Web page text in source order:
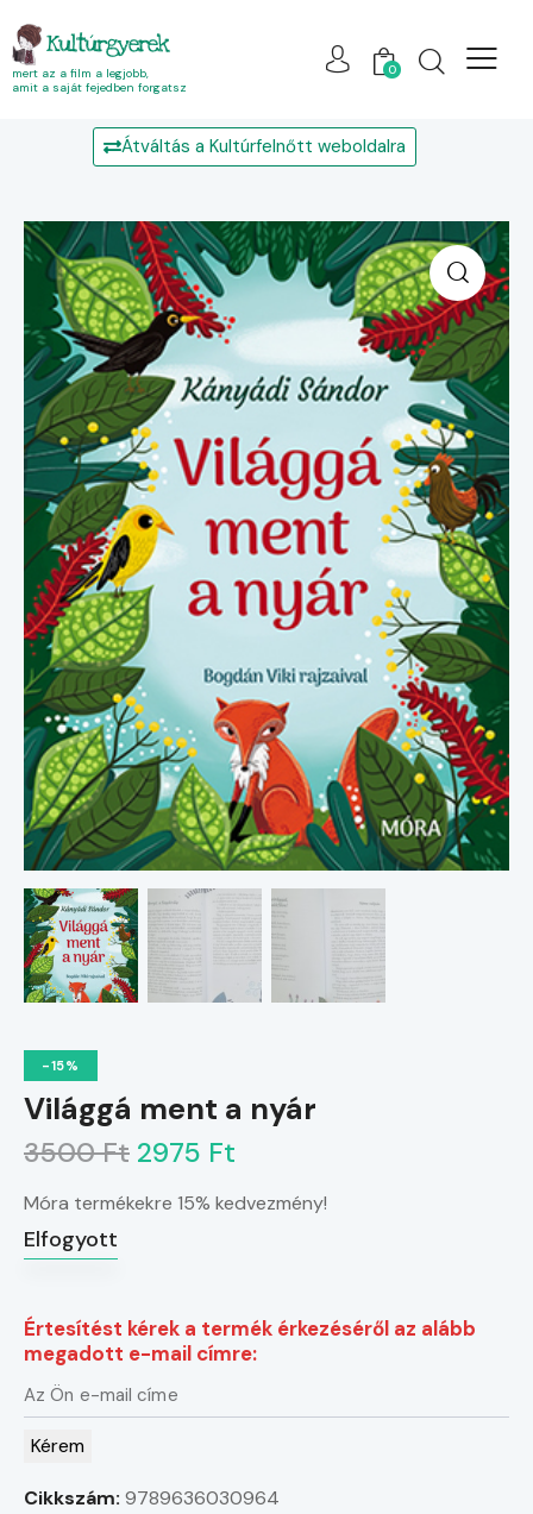
Kultúrgyerek
mert az a film a legjobb,
amit a saját fejedben forgatsz
0
Átváltás a Kultúrfelnőtt weboldalra
-15%
Világgá ment a nyár
3500 Ft 2975 Ft
Móra termékekre 15% kedvezmény!
Elfogyott
Értesítést kérek a termék érkezéséről az alább
megadott e-mail címre:
Kérem
Cikkszám: 9789636030964